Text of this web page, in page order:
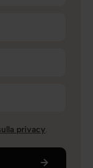
privacy.